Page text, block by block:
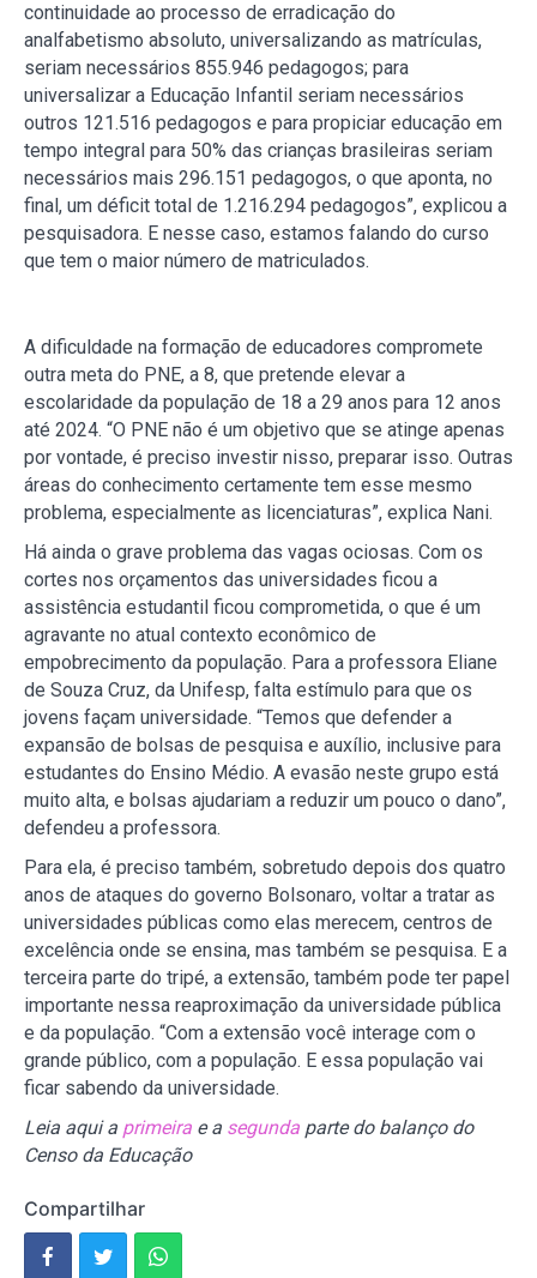
continuidade ao processo de erradicação do
analfabetismo absoluto, universalizando as matrículas,
seriam necessários 855.946 pedagogos; para
universalizar a Educação Infantil seriam necessários
outros 121.516 pedagogos e para propiciar educação em
tempo integral para 50% das crianças brasileiras seriam
necessários mais 296.151 pedagogos, o que aponta, no
final, um déficit total de 1.216.294 pedagogos”, explicou a
pesquisadora. E nesse caso, estamos falando do curso
que tem o maior número de matriculados.
A dificuldade na formação de educadores compromete
outra meta do PNE, a 8, que pretende elevar a
escolaridade da população de 18 a 29 anos para 12 anos
até 2024. “O PNE não é um objetivo que se atinge apenas
por vontade, é preciso investir nisso, preparar isso. Outras
áreas do conhecimento certamente tem esse mesmo
problema, especialmente as licenciaturas”, explica Nani.
Há ainda o grave problema das vagas ociosas. Com os
cortes nos orçamentos das universidades ficou a
assistência estudantil ficou comprometida, o que é um
agravante no atual contexto econômico de
empobrecimento da população. Para a professora Eliane
de Souza Cruz, da Unifesp, falta estímulo para que os
jovens façam universidade. “Temos que defender a
expansão de bolsas de pesquisa e auxílio, inclusive para
estudantes do Ensino Médio. A evasão neste grupo está
muito alta, e bolsas ajudariam a reduzir um pouco o dano”,
defendeu a professora.
Para ela, é preciso também, sobretudo depois dos quatro
anos de ataques do governo Bolsonaro, voltar a tratar as
universidades públicas como elas merecem, centros de
excelência onde se ensina, mas também se pesquisa. E a
terceira parte do tripé, a extensão, também pode ter papel
importante nessa reaproximação da universidade pública
e da população. “Com a extensão você interage com o
grande público, com a população. E essa população vai
ficar sabendo da universidade.
Leia aqui a primeira e a segunda parte do balanço do
Censo da Educação
Compartilhar